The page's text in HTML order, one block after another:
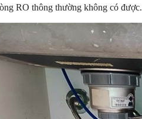
RO thông thường không có được.